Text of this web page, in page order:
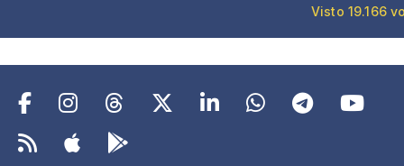
Visto 19.166